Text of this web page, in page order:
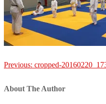
Post
Previous: cropped-
About The Author